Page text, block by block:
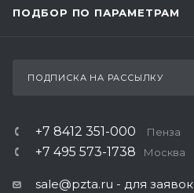
ПОДБОР ПО ПАРАМЕТРАМ
ПОДПИСКА НА РАССЫЛКУ
+7 8412 351-000 Пенза
+7 495 573-1738 Москва
sale@pzta.ru - для заявок